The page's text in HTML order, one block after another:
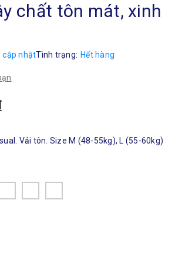
chất tôn mát, xinh
cập nhậtTình trạng: Hết hàng
Vải tôn. Size M (48-55kg), L (55-60kg)